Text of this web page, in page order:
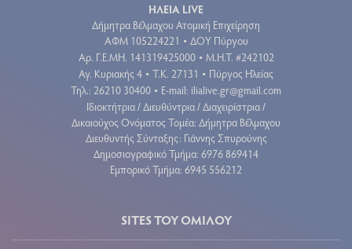
ΗΛΕΙΑ LIVE
Δήμητρα Βέλμαχου Ατομική Επιχείρηση
ΑΦΜ 105224221 • ΔΟΥ Πύργου
Aρ. Γ.Ε.ΜΗ. 141319425000 • Μ.Η.Τ. #242102
Αγ. Κυριακής 4 • Τ.Κ. 27131 • Πύργος Ηλείας
Τηλ.: 26210 30400 • E-mail: ilialive.gr@gmail.com
Ιδιοκτήτρια / Διευθύντρια / Διαχειρίστρια /
Δικαιούχος Ονόματος Τομέα: Δήμητρα Βέλμαχου
Διευθυντής Σύνταξης: Γιάννης Σπυρούνης
Δημοσιογραφικό Τμήμα: 6976 869414
Εμπορικό Τμήμα: 6945 556212
SITES ΤΟΥ ΟΜΙΛΟΥ